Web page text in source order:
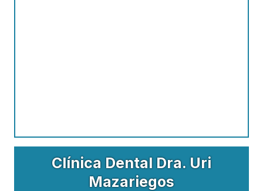
Clínica Dental Dra. Uri
Mazariegos